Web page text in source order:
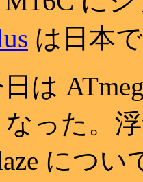
は日本
は
なった。
につ